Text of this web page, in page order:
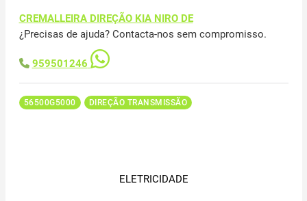
CREMALLEIRA DIREÇÃO KIA NIRO DE
¿Precisas de ajuda? Contacta-nos sem compromisso.
959501246
56500G5000 DIREÇÃO TRANSMISSÃO
ELETRICIDADE